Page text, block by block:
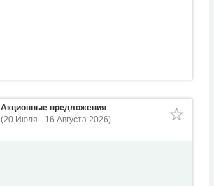
Акционные предложения
(20 Июля - 16 Августа 2026)